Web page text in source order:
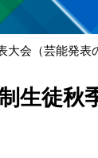
会（芸能発表
生徒秋